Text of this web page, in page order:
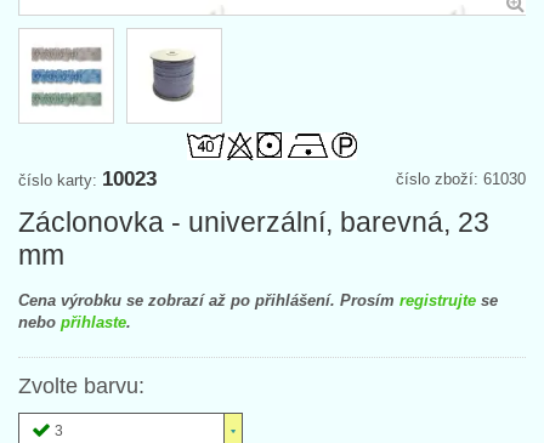
číslo zboží: 61030
číslo karty: 10023
Záclonovka - univerzální, barevná, 23
mm
Cena výrobku se zobrazí až po přihlášení. Prosím registrujte se
nebo přihlaste.
Zvolte barvu:
3